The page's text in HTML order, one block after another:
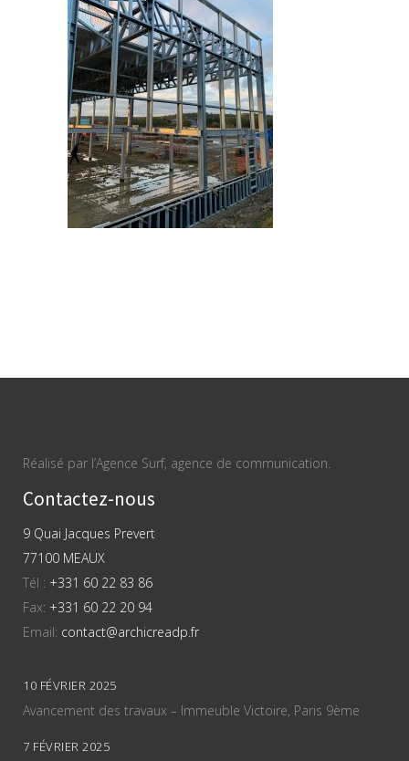
Réalisé par l’Agence Surf, agence de communication.
Contactez-nous
9 Quai Jacques Prevert
77100 MEAUX
Tél : +331 60 22 83 86
Fax: +331 60 22 20 94
Email: contact@archicreadp.fr
10 FÉVRIER 2025
Avancement des travaux – Immeuble Victoire, Paris 9ème
7 FÉVRIER 2025